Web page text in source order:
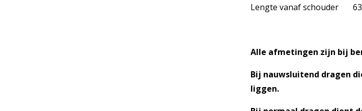
Lengte vanaf
Alle afmetingen zijn bij
Bij nauwsluitend dragen
liggen.